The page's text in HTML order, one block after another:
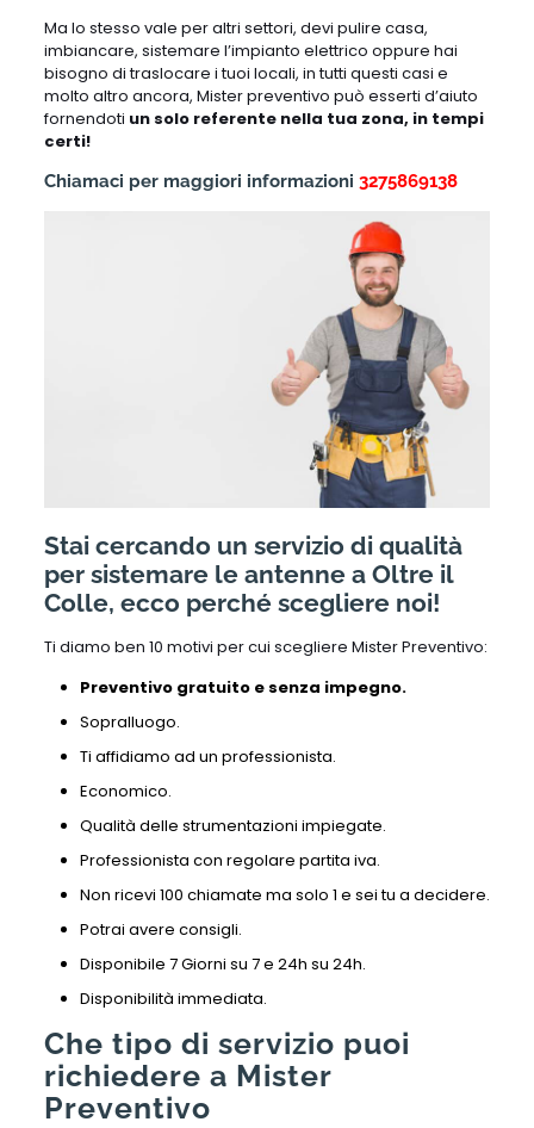
Ma lo stesso vale per altri settori, devi pulire casa,
imbiancare, sistemare l’impianto elettrico oppure hai
bisogno di traslocare i tuoi locali, in tutti questi casi e
molto altro ancora, Mister preventivo può esserti d’aiuto
fornendoti un solo referente nella tua zona, in tempi
certi!
Chiamaci per maggiori informazioni 3275869138
Stai cercando un servizio di qualità
per sistemare le antenne a Oltre il
Colle, ecco perché scegliere noi!
Ti diamo ben 10 motivi per cui scegliere Mister Preventivo:
Preventivo gratuito e senza impegno.
Sopralluogo.
Ti affidiamo ad un professionista.
Economico.
Qualità delle strumentazioni impiegate.
Professionista con regolare partita iva.
Non ricevi 100 chiamate ma solo 1 e sei tu a decidere.
Potrai avere consigli.
Disponibile 7 Giorni su 7 e 24h su 24h.
Disponibilità immediata.
Che tipo di servizio puoi
richiedere a Mister
Preventivo